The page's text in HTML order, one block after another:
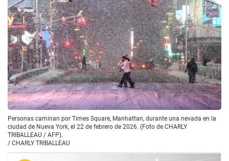
Personas caminan por Times Square, Manhattan, durante una nevada en la
ciudad de Nueva York, el 22 de febrero de 2026. (Foto de CHARLY
TRIBALLEAU / AFP).
/ CHARLY TRIBALLEAU